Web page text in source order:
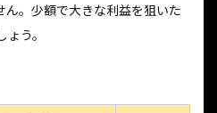
。少額で大きな利益を狙いた
う。